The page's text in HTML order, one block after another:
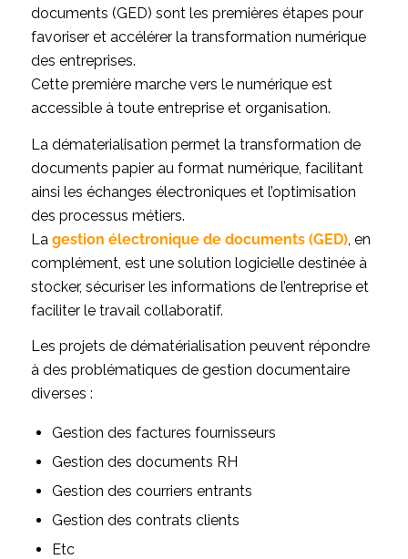
documents (GED) sont les premières étapes pour
favoriser et accélérer la transformation numérique
des entreprises.
Cette première marche vers le numérique est
accessible à toute entreprise et organisation.
La dématerialisation permet la transformation de
documents papier au format numérique, facilitant
ainsi les échanges électroniques et l’optimisation
des processus métiers.
La gestion électronique de documents (GED), en
complément, est une solution logicielle destinée à
stocker, sécuriser les informations de l’entreprise et
faciliter le travail collaboratif.
Les projets de dématérialisation peuvent répondre
à des problématiques de gestion documentaire
diverses :
Gestion des factures fournisseurs
Gestion des documents RH
Gestion des courriers entrants
Gestion des contrats clients
Etc